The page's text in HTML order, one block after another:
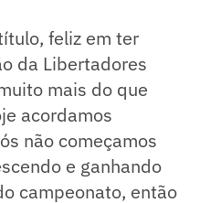
feliz em ter
da Libertadores
mais do que
acordamos
não começamos
e ganhando
campeonato, então